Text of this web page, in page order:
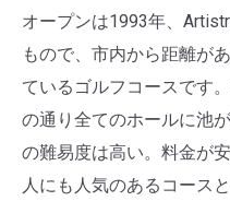
オープンは1993年、
もので、市内から距離が
ているゴルフコースです
の通り全てのホールに池
の難易度は高い。料金が
人にも人気のあるコース